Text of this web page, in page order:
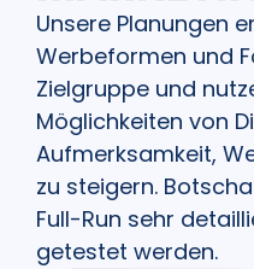
Unsere Planungen
Werbeformen und
Zielgruppe und
Möglichkeiten von
Aufmerksamkeit,
zu steigern.
Full-Run sehr
getestet werden.